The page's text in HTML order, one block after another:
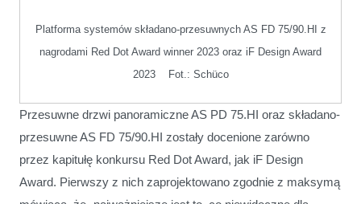
Platforma systemów składano-przesuwnych AS FD 75/90.HI z
nagrodami Red Dot Award winner 2023 oraz iF Design Award
2023 Fot.: Schüco
Przesuwne drzwi panoramiczne AS PD 75.HI oraz składano-
przesuwne AS FD 75/90.HI zostały docenione zarówno
przez kapitułę konkursu Red Dot Award, jak iF Design
Award. Pierwszy z nich zaprojektowano zgodnie z maksymą